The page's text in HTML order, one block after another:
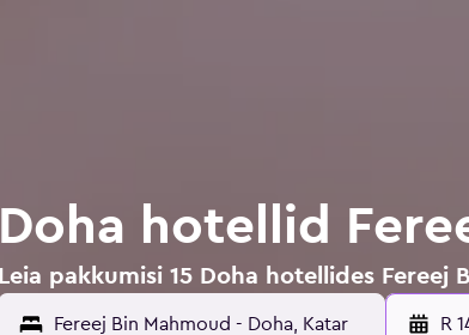
Doha hotellid
Leia pakkumisi 15 Doha hotellides Fereej
R